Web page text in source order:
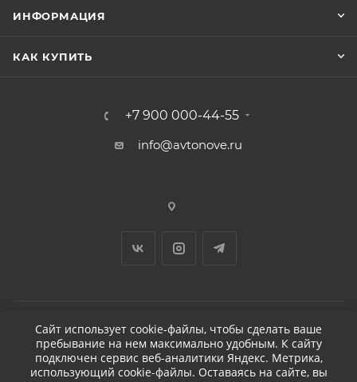
ИНФОРМАЦИЯ
КАК КУПИТЬ
+7 900 000-44-55
info@avtonove.ru
2026 © ДЕТЕЙЛИНГ-МАРКЕТ АВТОНОВЬЕ
Сайт использует cookie-файлы, чтобы сделать ваше
пребывание на нем максимально удобным. К cайту
подключен сервис веб-аналитики Яндекс. Метрика,
использующий cookie-файлы. Оставаясь на сайте, вы